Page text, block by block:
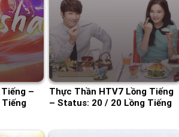
Tiếng –
Thực Thần HTV7 Lồng Tiếng
– Status: 20 / 20 Lồng Tiếng